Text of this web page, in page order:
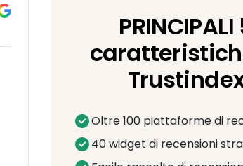
PRINCIPALI
Oltre 100 piattaforme di
40 widget di recensioni